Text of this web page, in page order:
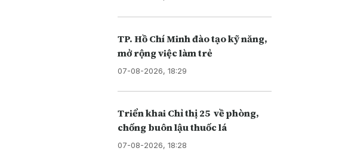
TP. Hồ Chí Minh đào tạo kỹ năng,
mở rộng việc làm trẻ
07-08-2026, 18:29
Triển khai Chỉ thị 25 về phòng,
chống buôn lậu thuốc lá
07-08-2026, 18:28